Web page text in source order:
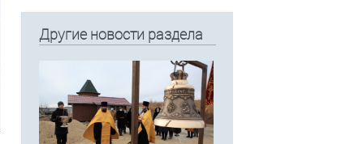
Другие новости раздела